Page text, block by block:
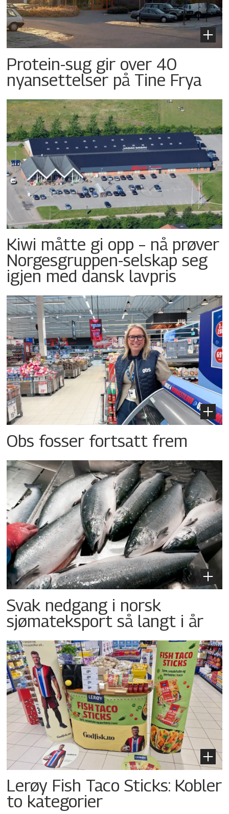
Protein-sug gir over 40
nyansettelser på Tine Frya
Kiwi måtte gi opp – nå prøver
Norgesgruppen-selskap seg
igjen med dansk lavpris
Obs fosser fortsatt frem
Svak nedgang i norsk
sjømateksport så langt i år
Lerøy Fish Taco Sticks: Kobler
to kategorier